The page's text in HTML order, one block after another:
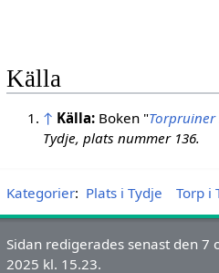
Källa
↑ Källa:Boken "Torpruiner
Tydje, plats nummer 136.
Kategorier: Plats i Tydje Torp i
Sidan redigerades senast den 7
2025 kl. 15.23.